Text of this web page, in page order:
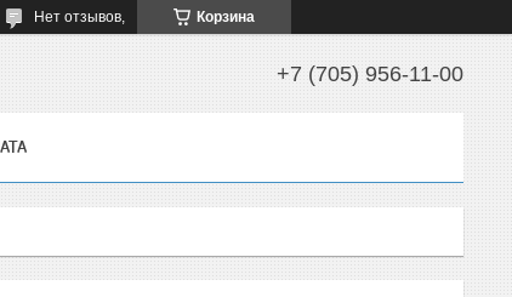
Корзина
Нет отзывов,
+7 (705) 956-11-00